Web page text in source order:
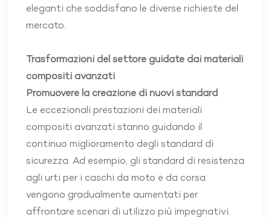
eleganti che soddisfano le diverse richieste del
mercato.
Trasformazioni del settore guidate dai materiali
compositi avanzati
Promuovere la creazione di nuovi standard
Le eccezionali prestazioni dei materiali
compositi avanzati stanno guidando il
continuo miglioramento degli standard di
sicurezza. Ad esempio, gli standard di resistenza
agli urti per i caschi da moto e da corsa
vengono gradualmente aumentati per
affrontare scenari di utilizzo più impegnativi.